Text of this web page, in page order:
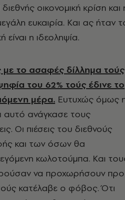
οικονομική κρίση και
ευκαιρία. Και ας ήταν
είναι η ιδεοληψία.
το ασαφές δίλλημα τούς
του 62% τούς έδινε το
μέρα. Ευτυχώς όμως
αυτό ανάγκασε τους
Οι πιέσεις του διεθνούς
και των όσων θα
κωλοτούμπα. Και
να προχωρήσουν
κατέλαβε ο φόβος. Ότι